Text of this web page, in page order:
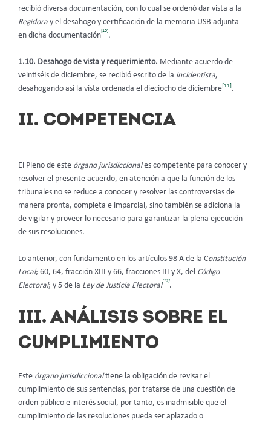
recibió diversa documentación, con lo cual se ordenó dar vista a la
Regidora y el desahogo y certificación de la memoria USB adjunta
en dicha documentación
[10]
.
1.10. Desahogo de vista y requerimiento. Mediante acuerdo de
veintiséis de diciembre, se recibió escrito de la incidentista,
desahogando así la vista ordenada el dieciocho de diciembre [11] .
II. COMPETENCIA
El Pleno de este órgano jurisdiccionales competente para conocer y
resolver el presente acuerdo, en atención a que la función de los
tribunales no se reduce a conocer y resolver las controversias de
manera pronta, completa e imparcial, sino también se adiciona la
de vigilar y proveer lo necesario para garantizar la plena ejecución
de sus resoluciones.
Lo anterior, con fundamento en los artículos 98 A de la Constitución
Local; 60, 64, fracción XIII y 66, fracciones III y X, del Código
Electoral; y 5 de la Ley de Justicia Electoral
[12]
.
III. ANÁLISIS SOBRE EL
CUMPLIMIENTO
Este órgano jurisdiccionaltiene la obligación de revisar el
cumplimiento de sus sentencias, por tratarse de una cuestión de
orden público e interés social, por tanto, es inadmisible que el
cumplimiento de las resoluciones pueda ser aplazado o